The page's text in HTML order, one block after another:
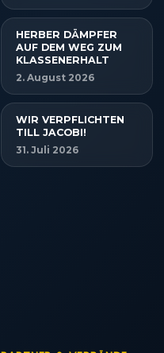
HERBER DÄMPFER
AUF DEM WEG ZUM
KLASSENERHALT
2. August 2026
WIR VERPFLICHTEN
TILL JACOBI!
31. Juli 2026